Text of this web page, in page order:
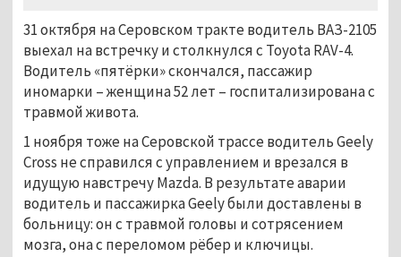
31 октября на Серовском тракте водитель ВАЗ-2105
выехал на встречку и столкнулся с Toyota RAV-4.
Водитель «пятёрки» скончался, пассажир
иномарки – женщина 52 лет – госпитализирована с
травмой живота.
1 ноября тоже на Серовской трассе водитель Geely
Cross не справился с управлением и врезался в
идущую навстречу Mazda. В результате аварии
водитель и пассажирка Geely были доставлены в
больницу: он с травмой головы и сотрясением
мозга, она с переломом рёбер и ключицы.